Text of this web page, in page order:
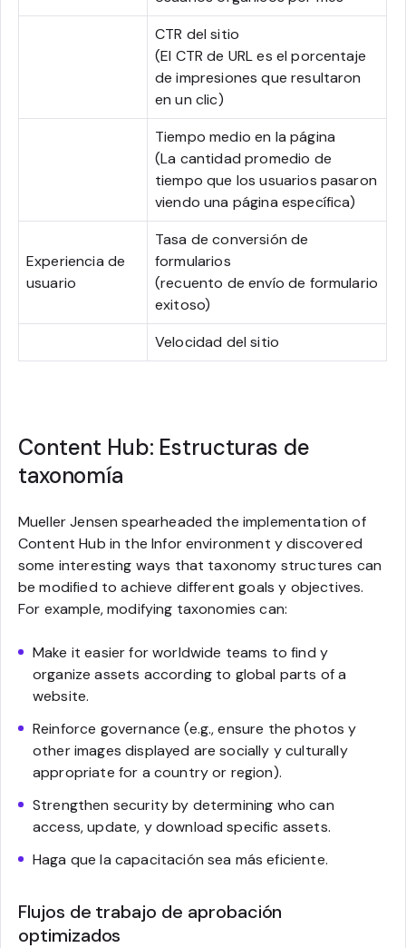
CTR del sitio
(El CTR de URL es el porcentaje
de impresiones que resultaron
en un clic)
Tiempo medio en la página
(La cantidad promedio de
tiempo que los usuarios pasaron
viendo una página específica)
Experiencia de
usuario
Tasa de conversión de
formularios
(recuento de envío de formulario
exitoso)
Velocidad del sitio
Content Hub: Estructuras de
taxonomía
Mueller Jensen spearheaded the implementation of
Content Hub in the Infor environment y discovered
some interesting ways that taxonomy structures can
be modified to achieve different goals y objectives.
For example, modifying taxonomies can:
Make it easier for worldwide teams to find y
organize assets according to global parts of a
website.
Reinforce governance (e.g., ensure the photos y
other images displayed are socially y culturally
appropriate for a country or region).
Strengthen security by determining who can
access, update, y download specific assets.
Haga que la capacitación sea más eficiente.
Flujos de trabajo de aprobación
optimizados